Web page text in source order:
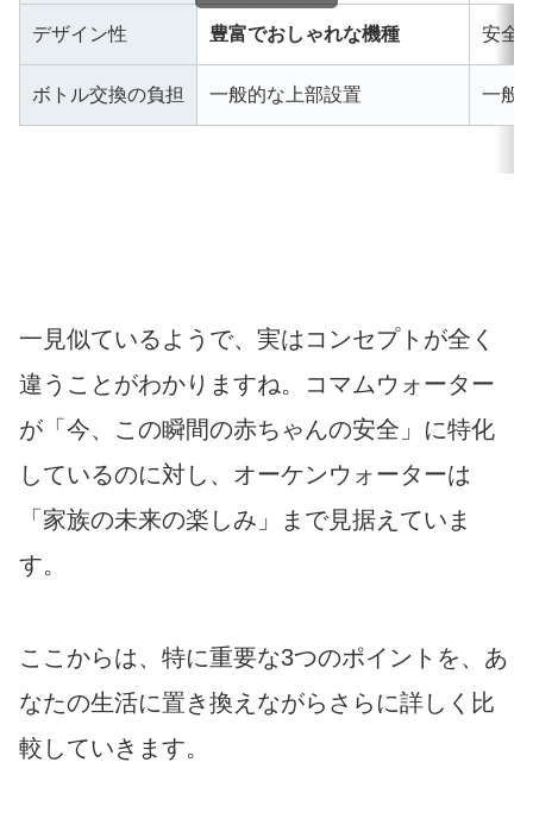
デザイン性 豊富でおしゃれな機種 安全
ボトル交換の負担 一般的な上部設置 一般
一見似ているようで、実はコンセプトが全く
違うことがわかりますね。コマムウォーター
が「今、この瞬間の赤ちゃんの安全」に特化
しているのに対し、オーケンウォーターは
「家族の未来の楽しみ」まで見据えていま
す。
ここからは、特に重要な3つのポイントを、あ
なたの生活に置き換えながらさらに詳しく比
較していきます。